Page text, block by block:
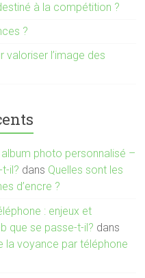
à la compétition ?
?
valoriser l’image des
photo personnalisé –
il? dans Quelles sont les
d’encre ?
: enjeux et
que se passe-t-il? dans
la voyance par téléphone